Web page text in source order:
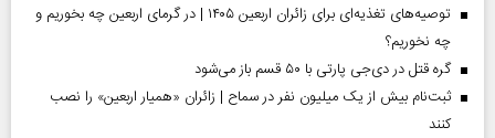
توصیه‌های تغذیه‌ای برای زائران اربعین ۱۴۰۵ | در گرمای اربعین چه بخوریم و
چه نخوریم؟
گره قتل در دی‌جی پارتی با ۵۰ قسم باز می‌شود
ثبت‌نام بیش از یک میلیون نفر در سماح | زائران «همیار اربعین» را نصب
کنند